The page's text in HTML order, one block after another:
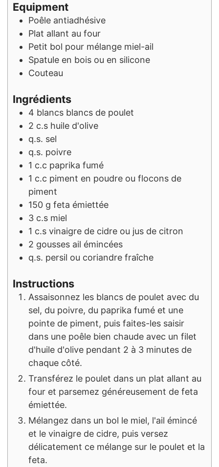
Equipment
Poêle antiadhésive
Plat allant au four
Petit bol pour mélange miel-ail
Spatule en bois ou en silicone
Couteau
Ingrédients
4 blancs blancs de poulet
2 c.s huile d'olive
q.s. sel
q.s. poivre
1 c.c paprika fumé
1 c.c piment en poudre ou flocons de
piment
150 g feta émiettée
3 c.s miel
1 c.s vinaigre de cidre ou jus de citron
2 gousses ail émincées
q.s. persil ou coriandre fraîche
Instructions
Assaisonnez les blancs de poulet avec du
sel, du poivre, du paprika fumé et une
pointe de piment, puis faites-les saisir
dans une poêle bien chaude avec un filet
d'huile d'olive pendant 2 à 3 minutes de
chaque côté.
Transférez le poulet dans un plat allant au
four et parsemez généreusement de feta
émiettée.
Mélangez dans un bol le miel, l'ail émincé
et le vinaigre de cidre, puis versez
délicatement ce mélange sur le poulet et la
feta.